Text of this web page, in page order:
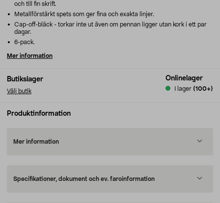
Butikslager
Välj butik
Onlinelager
I lager (100+)
och till fin skrift.
Metallförstärkt spets som ger fina och exakta linjer.
Cap-off-bläck - torkar inte ut även om pennan ligger utan kork i ett par
dagar.
6-pack.
Mer information
Produktinformation
Mer information
Specifikationer, dokument och ev. faroinformation